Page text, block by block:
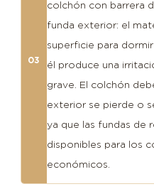
03
colchón con barrera
funda exterior: el
superficie para
él produce una
grave. El colchón
exterior se pierde o
ya que las fundas de
disponibles para los
económicos.